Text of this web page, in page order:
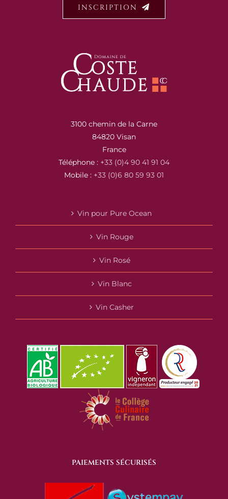
INSCRIPTION
3100 chemin de la Carne
84820 Visan
France
Téléphone : +33 (0)4 90 41 91 04
Mobile : +33 (0)6 80 59 93 01
Vin pour Pure Ocean
Vin Rouge
Vin Rosé
Vin Blanc
Vin Casher
PAIEMENTS SÉCURISÉS